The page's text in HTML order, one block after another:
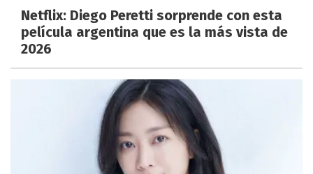
Netflix: Diego Peretti sorprende con esta
película argentina que es la más vista de
2026